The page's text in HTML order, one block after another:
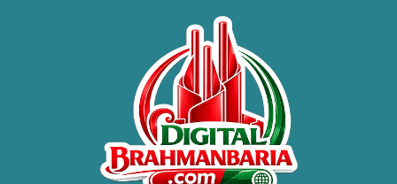
ব্রাহ্মণবাড়িয়ায় তরী বাংলাদেশের
উদ্যোগে বৃক্ষরোপণ ও গাছের চারা
বিতরণ।
কবি জয়দুল হোসেনের
‘পাখপাখালির মিলনমেলা’ গ্রন্থের
প্রকাশনা উৎসব